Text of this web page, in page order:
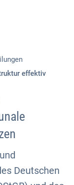
effektiv
Deutschen